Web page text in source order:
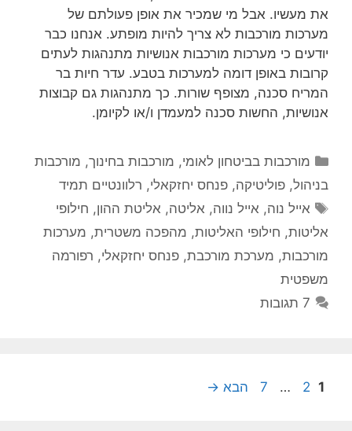
את מעשיו. אבל מי שמכיר את אופן פעולתם של
מערכות מורכבות לא צריך להיות מופתע. אנחנו כבר
יודעים כי מערכות מורכבות אנושיות מתנהגות לעתים
קרובות באופן דומה למערכות בטבע. עדר חיות בר
המריח סכנה, מצופף שורות. כך מתנהגות גם קבוצות
אנושיות, החשות סכנה למעמדן ו/או לקיומן.
קטגוריות
מורכבות בביטחון לאומי, מורכבות בחינוך, מורכבות
בניהול, פוליטיקה, פנחס יחזקאלי, רלוונטיים תמיד
תגיות
אייל נוה, אייל נווה, אליטה, אליטת ההון, חילופי
אליטות, חילופי האליטות, מהפכה משטרית, מערכות
מורכבות, מערכת מורכבת, פנחס יחזקאלי, רפורמה
משפטית
7 תגובות
עמוד
1 עמוד
2
… עמוד
7 הבא →